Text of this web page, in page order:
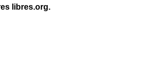
libres.org.